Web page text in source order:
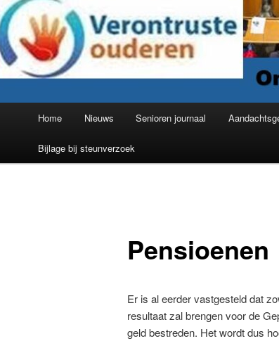
Home Nieuws Senioren journaal
Bijlage bij steunverzoek
Pensioenen
Er is al eerder vastgesteld dat
resultaat zal brengen voor de
geld bestreden. Het wordt dus